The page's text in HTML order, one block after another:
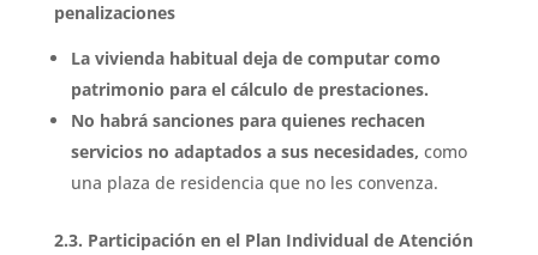
penalizaciones
La vivienda habitual deja de computar como
patrimonio para el cálculo de prestaciones.
No habrá sanciones para quienes rechacen
servicios no adaptados a sus necesidades, como
una plaza de residencia que no les convenza.
2.3. Participación en el Plan Individual de Atención